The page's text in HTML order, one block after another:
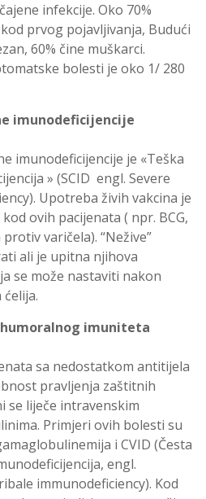
infekcije. Oko 70%
prvog pojavljivanja, Budući
60% čine muškarci.
bolesti je oko 1/ 280
imunodeficijencije
imunodeficijencije je «Teška
» (SCID engl. Severe
Upotreba živih vakcina je
ovih pacijenata ( npr. BCG,
varičela). “Nežive”
ali je upitna njihova
se može nastaviti nakon
imuniteta
sa nedostatkom antitijela
pravljenja zaštitnih
se liječe intravenskim
Primjeri ovih bolesti su
i CVID (Česta
engl.
immunodeficiency). Kod